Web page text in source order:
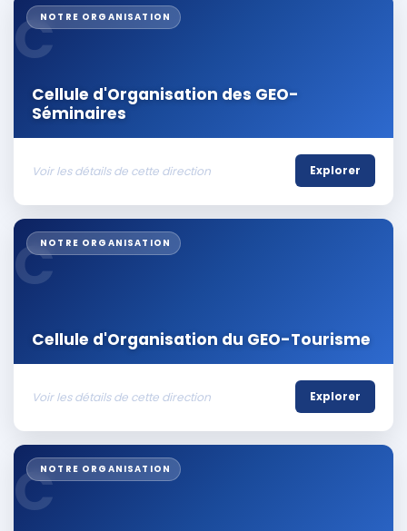
CNOTRE ORGANISATION
Cellule d'Organisation des GEO-
Séminaires
Voir les détails de cette direction Explorer
CNOTRE ORGANISATION
Cellule d'Organisation du GEO-Tourisme
Voir les détails de cette direction Explorer
CNOTRE ORGANISATION